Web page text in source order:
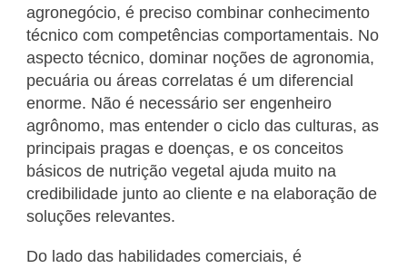
agronegócio, é preciso combinar conhecimento
técnico com competências comportamentais. No
aspecto técnico, dominar noções de agronomia,
pecuária ou áreas correlatas é um diferencial
enorme. Não é necessário ser engenheiro
agrônomo, mas entender o ciclo das culturas, as
principais pragas e doenças, e os conceitos
básicos de nutrição vegetal ajuda muito na
credibilidade junto ao cliente e na elaboração de
soluções relevantes.
Do lado das habilidades comerciais, é